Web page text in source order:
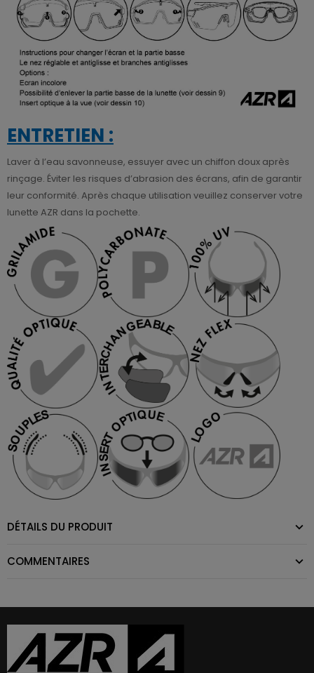
ENTRETIEN :
Laver à l’eau savonneuse, essuyer avec un chiffon doux après
rinçage. Éviter les risques d’abrasion des écrans, afin de garantir
leur conformité. Après chaque utilisation veuillez conserver votre
lunette AZR dans la pochette.
DÉTAILS DU PRODUIT
COMMENTAIRES